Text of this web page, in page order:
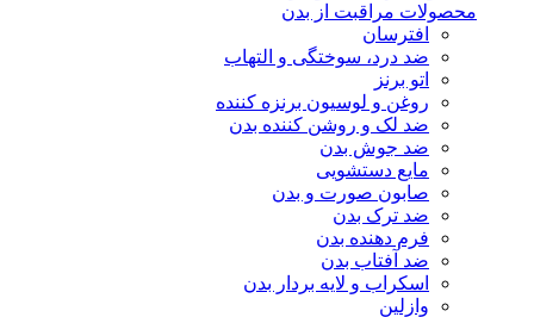
محصولات مراقبت از بدن
افترسان
ضد درد، سوختگی و التهاب
اتو برنز
روغن و لوسیون برنزه کننده
ضد لک و روشن کننده بدن
ضد جوش بدن
مایع دستشویی
صابون صورت و بدن
ضد ترک بدن
فرم دهنده بدن
ضد آفتاب بدن
اسکراب و لایه بردار بدن
وازلین